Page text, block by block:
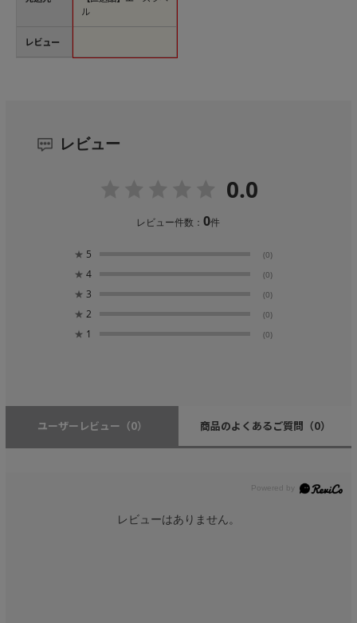
レビュー
ル
レビュー
0.0
レビュー件数：0件
★ 5 (0)
★ 4 (0)
★ 3 (0)
★ 2 (0)
★ 1 (0)
ユーザーレビュー （0） 商品のよくあるご質問 （0）
レビューはありません。